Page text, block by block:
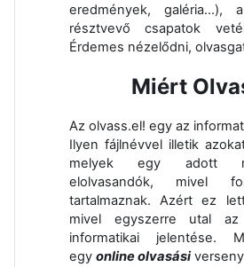
eredmények,
résztvevő csapatok
Érdemes nézelődni,
Miért
Az olvass.el! egy az
Ilyen fájlnévvel illetik
melyek egy adott
elolvasandók, mivel
tartalmaznak. Azért ez
mivel egyszerre utal
informatikai jelentése.
egy online olvasási